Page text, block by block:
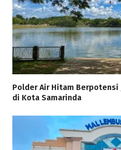
Polder Air Hitam Berpotensi
di Kota Samarinda